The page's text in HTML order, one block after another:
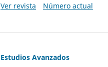
Ver revista
Número actual
Estudios Avanzados